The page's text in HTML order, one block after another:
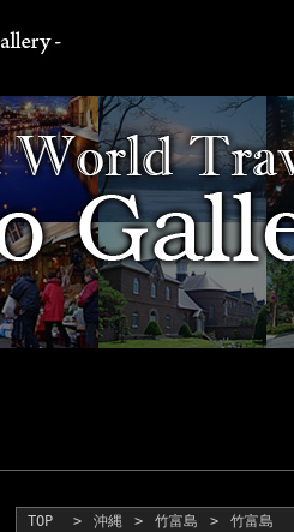
TOP > 沖縄 > 竹富島 > 竹富島